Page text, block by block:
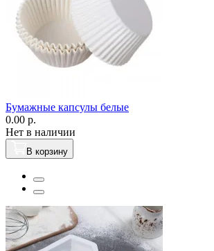
Бумажные капсулы белые
0.00 р.
Нет в наличии
В корзину